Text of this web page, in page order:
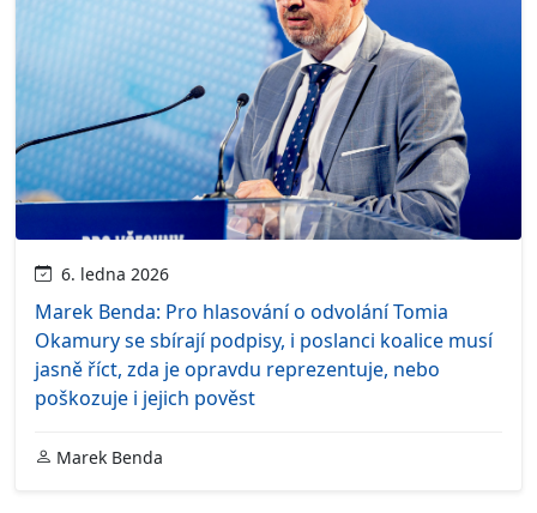
6. ledna 2026
Marek Benda: Pro hlasování o odvolání Tomia
Okamury se sbírají podpisy, i poslanci koalice musí
jasně říct, zda je opravdu reprezentuje, nebo
poškozuje i jejich pověst
Marek Benda